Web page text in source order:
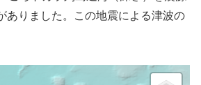
ありました。この地震による津波の